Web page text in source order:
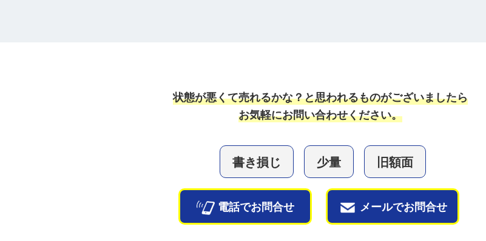
状態が悪くて売れるかな？と思われるものがございましたら
お気軽にお問い合わせください。
書き損じ 少量 旧額面
電話でお問合せ メールでお問合せ